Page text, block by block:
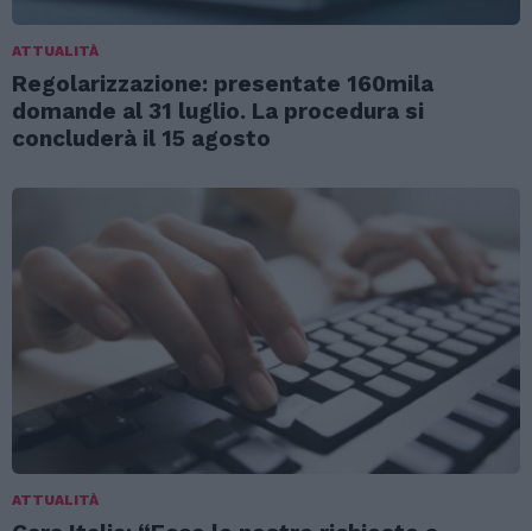
ATTUALITÀ
Regolarizzazione: presentate 160mila
domande al 31 luglio. La procedura si
concluderà il 15 agosto
ATTUALITÀ